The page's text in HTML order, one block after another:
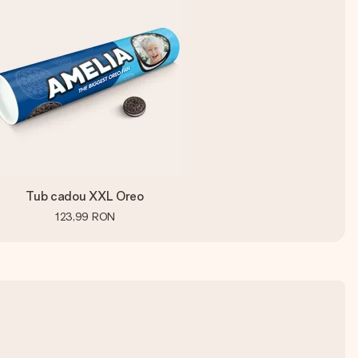
Tub cadou XXL Oreo
123,99 RON